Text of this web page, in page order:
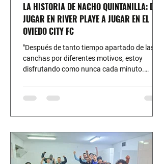
LA HISTORIA DE NACHO QUINTANILLA: DE
JUGAR EN RIVER PLAYE A JUGAR EN EL
OVIEDO CITY FC
"Después de tanto tiempo apartado de las
canchas por diferentes motivos, estoy
disfrutando como nunca cada minuto.
destaca NOTICIA EXTRAIDA DEL DIARIO LA
acaba de fichar por el Oviedo City de La
Corredoria , después de una trayectoria
marcada por cambios de aires y diferentes